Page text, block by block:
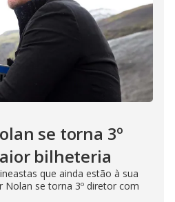
se torna 3º
bilheteria
que ainda estão à sua
Nolan se torna 3º diretor com